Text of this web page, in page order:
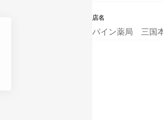
店名
パイン薬局 三国